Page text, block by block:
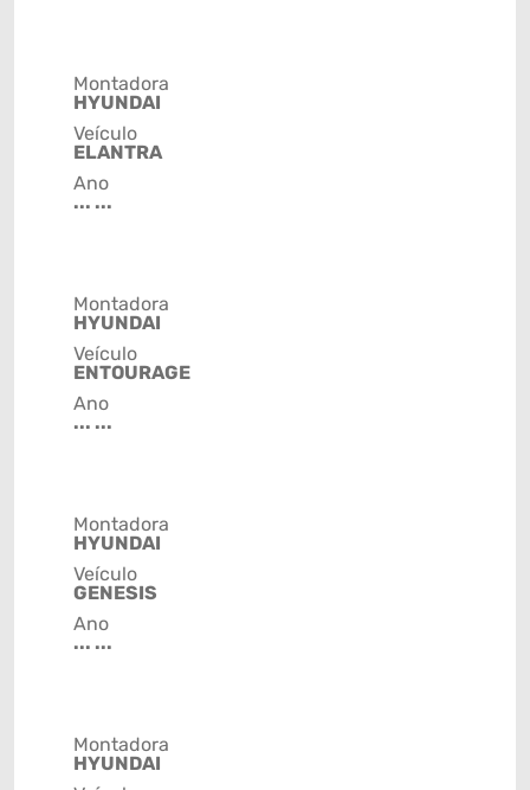
Montadora
HYUNDAI
Veículo
ELANTRA
Ano
... ...
Montadora
HYUNDAI
Veículo
ENTOURAGE
Ano
... ...
Montadora
HYUNDAI
Veículo
GENESIS
Ano
... ...
Montadora
HYUNDAI